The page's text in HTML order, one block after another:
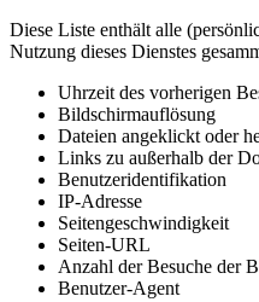
Diese Liste enthält alle
Nutzung dieses Dienstes
Uhrzeit des vorherigen
Bildschirmauflösung
Dateien angeklickt oder
Links zu außerhalb der
Benutzeridentifikation
IP-Adresse
Seitengeschwindigkeit
Seiten-URL
Anzahl der Besuche der
Benutzer-Agent